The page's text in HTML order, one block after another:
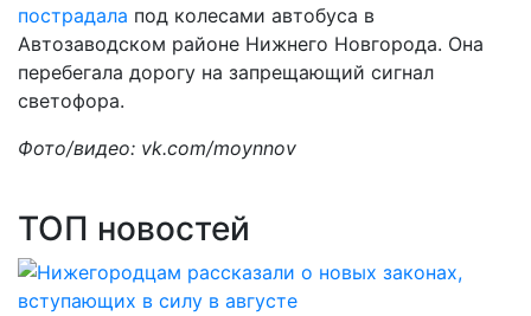
пострадала под колесами автобуса в
Автозаводском районе Нижнего Новгорода. Она
перебегала дорогу на запрещающий сигнал
светофора.
Фото/видео: vk.com/moynnov
ТОП новостей